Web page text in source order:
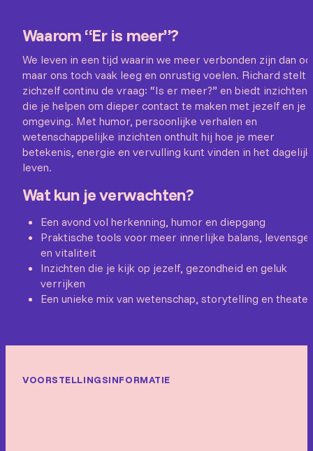
Waarom “Er is meer”?
We leven in een tijd waarin we meer verbonden zijn dan
maar ons toch vaak leeg en onrustig voelen. Richard stelt
zichzelf continu de vraag: “Is er meer?” en biedt inzichten
die je helpen om dieper contact te maken met jezelf en je
omgeving. Met humor, persoonlijke verhalen en
wetenschappelijke inzichten onthult hij hoe je meer
betekenis, energie en vervulling kunt vinden in het
leven.
Wat kun je verwachten?
Een avond vol herkenning, humor en diepgang
Praktische tools voor meer innerlijke balans,
en vitaliteit
Inzichten die je kijk op jezelf, gezondheid en geluk
verrijken
Een unieke mix van wetenschap, storytelling en theater
VOORSTELLINGSINFORMATIE